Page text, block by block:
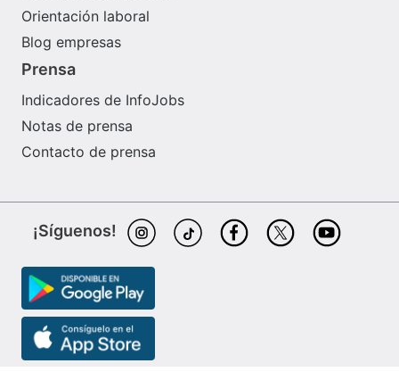
Orientación laboral
Blog empresas
Prensa
Indicadores de InfoJobs
Notas de prensa
Contacto de prensa
¡Síguenos!